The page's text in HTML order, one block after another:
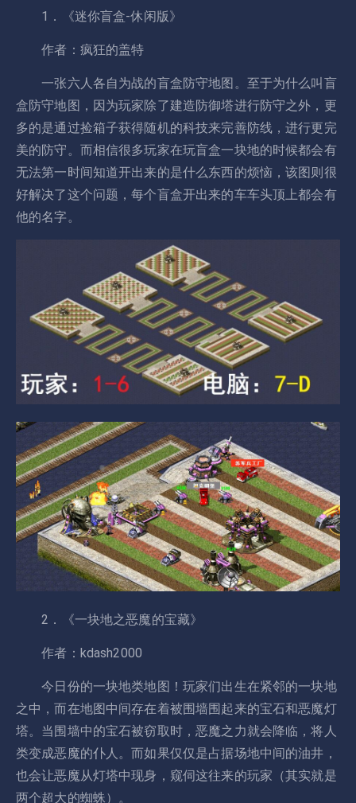
1．《迷你盲盒-休闲版》
作者：疯狂的盖特
一张六人各自为战的盲盒防守地图。至于为什么叫盲
盒防守地图，因为玩家除了建造防御塔进行防守之外，更
多的是通过捡箱子获得随机的科技来完善防线，进行更完
美的防守。而相信很多玩家在玩盲盒一块地的时候都会有
无法第一时间知道开出来的是什么东西的烦恼，该图则很
好解决了这个问题，每个盲盒开出来的车车头顶上都会有
他的名字。
2．《一块地之恶魔的宝藏》
作者：kdash2000
今日份的一块地类地图！玩家们出生在紧邻的一块地
之中，而在地图中间存在着被围墙围起来的宝石和恶魔灯
塔。当围墙中的宝石被窃取时，恶魔之力就会降临，将人
类变成恶魔的仆人。而如果仅仅是占据场地中间的油井，
也会让恶魔从灯塔中现身，窥伺这往来的玩家（其实就是
两个超大的蜘蛛）。